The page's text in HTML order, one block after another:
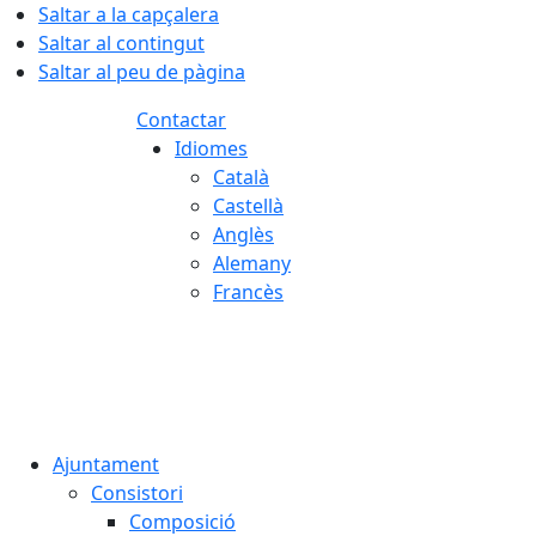
Saltar a la capçalera
Saltar al contingut
Saltar al peu de pàgina
Contactar
Idiomes
Català
Castellà
Anglès
Alemany
Francès
Ajuntament
Consistori
Composició